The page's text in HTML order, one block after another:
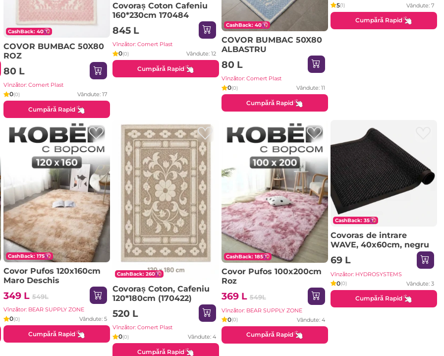
CashBack: 40
COVOR BUMBAC 50X80
ROZ
80 L
Vînzător: Comert Plast
0(0) Vândute: 17
Cumpără Rapid
Covoraș Coton Cafeniu
160*230cm 170484
845 L
Vînzător: Comert Plast
0(0) Vândute: 12
Cumpără Rapid
CashBack: 40
COVOR BUMBAC 50X80
ALBASTRU
80 L
Vînzător: Comert Plast
0(0) Vândute: 11
Cumpără Rapid
5(1) Vândute: 7
Cumpără Rapid
CashBack: 175
Covor Pufos 120x160cm
Maro Deschis
349 L 549L
Vînzător: BEAR SUPPLY ZONE
0(0) Vândute: 5
Cumpără Rapid
CashBack: 260
Covoraș Coton, Cafeniu
120*180cm (170422)
520 L
Vînzător: Comert Plast
0(0) Vândute: 4
Cumpără Rapid
CashBack: 185
Covor Pufos 100x200cm
Roz
369 L 549L
Vînzător: BEAR SUPPLY ZONE
0(0) Vândute: 4
Cumpără Rapid
CashBack: 35
Covoras de intrare
WAVE, 40x60cm, negru
69 L
Vînzător: HYDROSYSTEMS
0(0) Vândute: 3
Cumpără Rapid